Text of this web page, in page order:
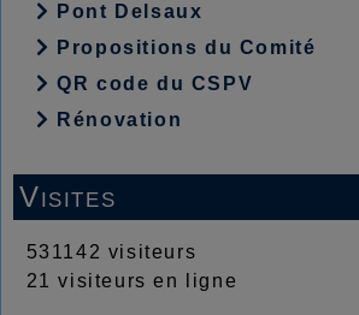
Pont Delsaux
Propositions du Comité
QR code du CSPV
Rénovation
Visites
531142 visiteurs
21 visiteurs en ligne